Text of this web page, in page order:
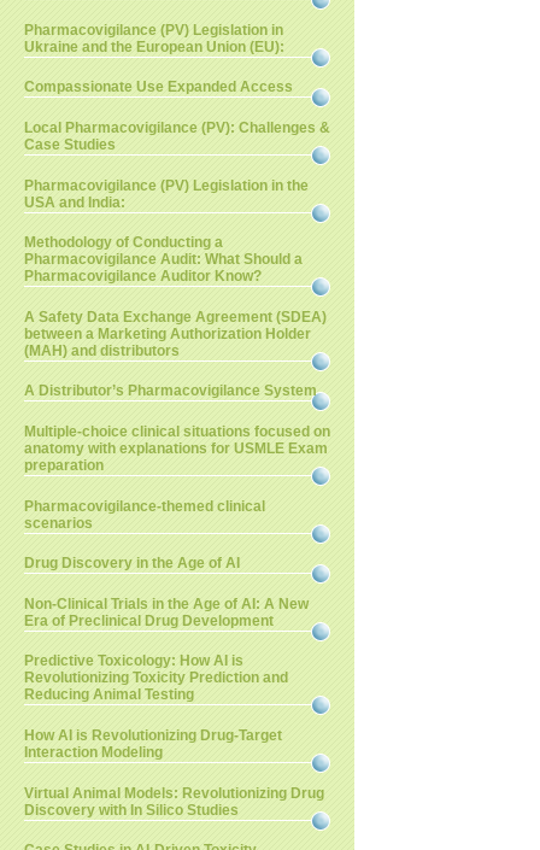
Pharmacovigilance (PV) Legislation in
Ukraine and the European Union (EU):
Compassionate Use Expanded Access
Local Pharmacovigilance (PV): Challenges &
Case Studies
Pharmacovigilance (PV) Legislation in the
USA and India:
Methodology of Conducting a
Pharmacovigilance Audit: What Should a
Pharmacovigilance Auditor Know?
A Safety Data Exchange Agreement (SDEA)
between a Marketing Authorization Holder
(MAH) and distributors
A Distributor’s Pharmacovigilance System
Multiple-choice clinical situations focused on
anatomy with explanations for USMLE Exam
preparation
Pharmacovigilance-themed clinical
scenarios
Drug Discovery in the Age of AI
Non-Clinical Trials in the Age of AI: A New
Era of Preclinical Drug Development
Predictive Toxicology: How AI is
Revolutionizing Toxicity Prediction and
Reducing Animal Testing
How AI is Revolutionizing Drug-Target
Interaction Modeling
Virtual Animal Models: Revolutionizing Drug
Discovery with In Silico Studies